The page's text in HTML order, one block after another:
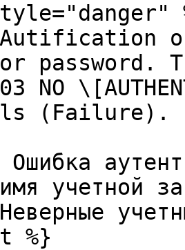
on
or password.
NO
(Failure).
учетной
%}